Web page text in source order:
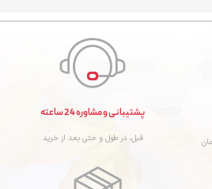
پشتیبانی و مشاوره 24 ساعته
قبل، در طول و حتی بعد از خرید